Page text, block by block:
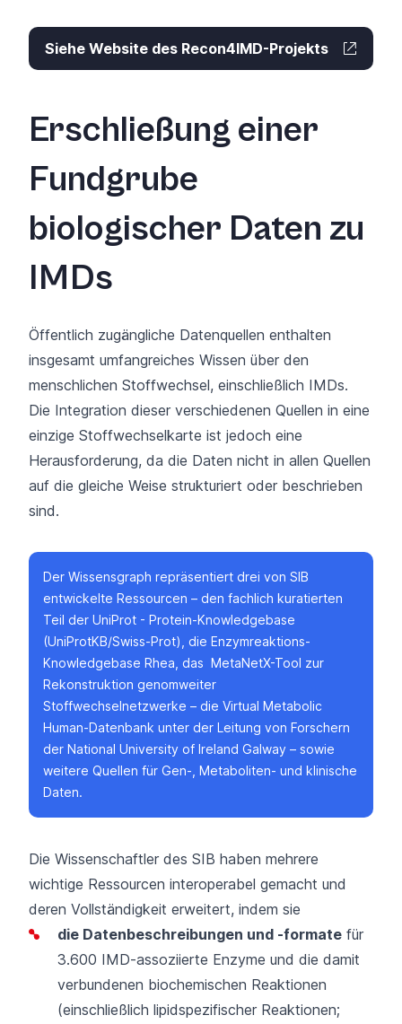
Siehe Website des Recon4IMD-Projekts
Erschließung einer
Fundgrube
biologischer Daten zu
IMDs
Öffentlich zugängliche Datenquellen enthalten
insgesamt umfangreiches Wissen über den
menschlichen Stoffwechsel, einschließlich IMDs.
Die Integration dieser verschiedenen Quellen in eine
einzige Stoffwechselkarte ist jedoch eine
Herausforderung, da die Daten nicht in allen Quellen
auf die gleiche Weise strukturiert oder beschrieben
sind.
Der Wissensgraph repräsentiert drei von SIB
entwickelte Ressourcen – den fachlich kuratierten
Teil der UniProt - Protein-Knowledgebase
(UniProtKB/Swiss-Prot), die Enzymreaktions-
Knowledgebase Rhea , das MetaNetX-Tool zur
Rekonstruktion genomweiter
Stoffwechselnetzwerke – die Virtual Metabolic
Human-Datenbank unter der Leitung von Forschern
der National University of Ireland Galway – sowie
weitere Quellen für Gen-, Metaboliten- und klinische
Daten.
Die Wissenschaftler des SIB haben mehrere
wichtige Ressourcen interoperabel gemacht und
deren Vollständigkeit erweitert, indem sie
die Datenbeschreibungen und -formate für
3.600 IMD-assoziierte Enzyme und die damit
verbundenen biochemischen Reaktionen
(einschließlich lipidspezifischer Reaktionen;